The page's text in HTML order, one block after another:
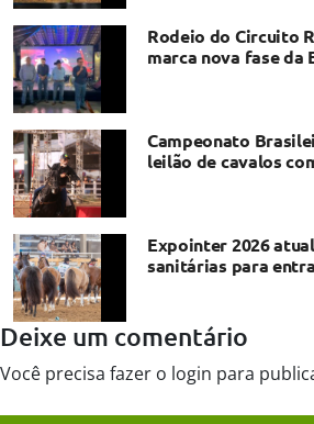
Rodeio do Circuito
marca nova fase da
Campeonato
leilão de cavalos
Expointer 2026
sanitárias para
Deixe um comentário
Você precisa fazer o login para